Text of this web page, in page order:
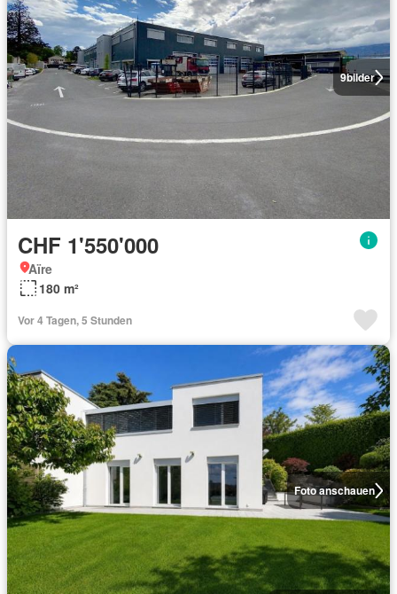
9bilder
CHF 1'550'000
Aïre
180 m²
Vor 4 Tagen, 5 Stunden
Foto anschauen